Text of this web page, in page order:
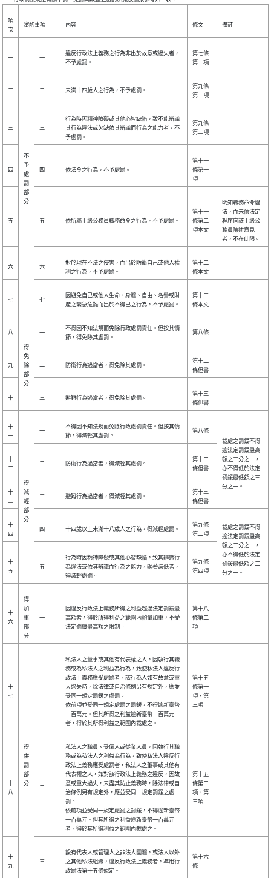
項
次
審酌事項 內容 條文 備註
一
不
予
處
罰
部
分
一
違反行政法上義務之行為非出於故意或過失者，
不予處罰。
第七條
第一項
二 二 未滿十四歲人之行為，不予處罰。
第九條
第一項
三 三
行為時因精神障礙或其他心智缺陷，致不能辨識
其行為違法或欠缺依其辨識而行為之能力者，不
予處罰。
第九條
第三項
四 四 依法令之行為，不予處罰。
第十一
條第一
項
五 五 依所屬上級公務員職務命令之行為，不予處罰。
第十一
條第二
項本文
明知職務命令違
法，而未依法定
程序向該上級公
務員陳述意見
者，不在此限。
六 六
對於現在不法之侵害，而出於防衛自己或他人權
利之行為，不予處罰。
第十二
條本文
七 七
因避免自己或他人生命、身體、自由、名譽或財
產之緊急危難而出於不得已之行為，不予處罰。
第十三
條本文
八
得
免
除
部
分
一
不得因不知法規而免除行政處罰責任。但按其情
節，得免除其處罰。
第八條
九 二 防衛行為過當者，得免除其處罰。
第十二
條但書
十 三 避難行為過當者，得免除其處罰。
第十三
條但書
十
一
得
減
輕
部
分
一
不得因不知法規而免除行政處罰責任。但按其情
節，得減輕其處罰。
第八條
裁處之罰鍰不得
逾法定罰鍰最高
額之三分之一，
亦不得低於法定
罰鍰最低額之三
分之一。
十
二
二 防衛行為過當者，得減輕其處罰。
第十二
條但書
十
三
三 避難行為過當者，得減輕其處罰。
第十三
條但書
十
四
四 十四歲以上未滿十八歲人之行為，得減輕處罰。
第九條
第二項
裁處之罰鍰不得
逾法定罰鍰最高
額之二分之一，
亦不得低於法定
罰鍰最低額之二
分之一。
十
五
五
行為時因精神障礙或其他心智缺陷，致其辨識行
為違法或依其辨識而行為之能力，顯著減低者，
得減輕處罰。
第九條
第四項
十
六
得
加
重
部
分
一
因違反行政法上義務所得之利益超過法定罰鍰最
高額者，得於所得利益之範圍內酌量加重，不受
法定罰鍰最高額之限制。
第十八
條第二
項
十
七
得
併
罰
部
分
一
私法人之董事或其他有代表權之人，因執行其職
務或為私法人之利益為行為，致使私法人違反行
政法上義務應受處罰者，該行為人如有故意或重
大過失時，除法律或自治條例另有規定外，應並
受同一規定罰鍰之處罰。
依前項並受同一規定處罰之罰鍰，不得逾新臺幣
一百萬元。但其所得之利益逾新臺幣一百萬元
者，得於其所得利益之範圍內裁處之。
第十五
條第一
項、第
三項
十
八
二
私法人之職員、受僱人或從業人員，因執行其職
務或為私法人之利益為行為，致使私法人違反行
政法上義務應受處罰者，私法人之董事或其他有
代表權之人，如對該行政法上義務之違反，因故
意或重大過失，未盡其防止義務時，除法律或自
治條例另有規定外，應並受同一規定罰鍰之處
罰。
依前項並受同一規定處罰之罰鍰，不得逾新臺幣
一百萬元。但其所得之利益逾新臺幣一百萬元
者，得於其所得利益之範圍內裁處之。
第十五
條第二
項、第
三項
十
九
三
設有代表人或管理人之非法人團體，或法人以外
之其他私法組織，違反行政法上義務者，準用行
政罰法第十五條規定。
第十六
條